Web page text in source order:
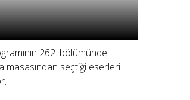
262. bölümünde
masasından seçtiği eserleri